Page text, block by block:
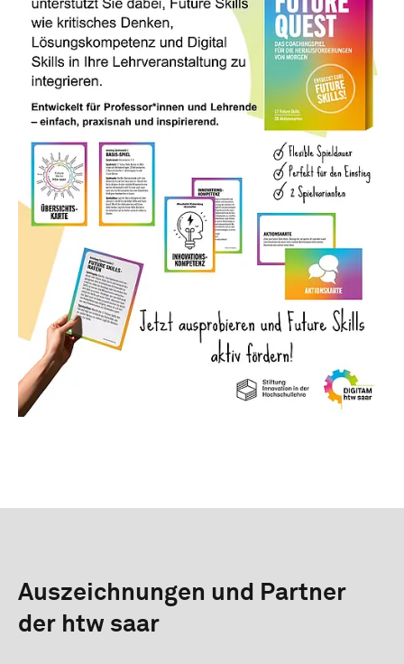
Auszeichnungen und Partner
der htw saar